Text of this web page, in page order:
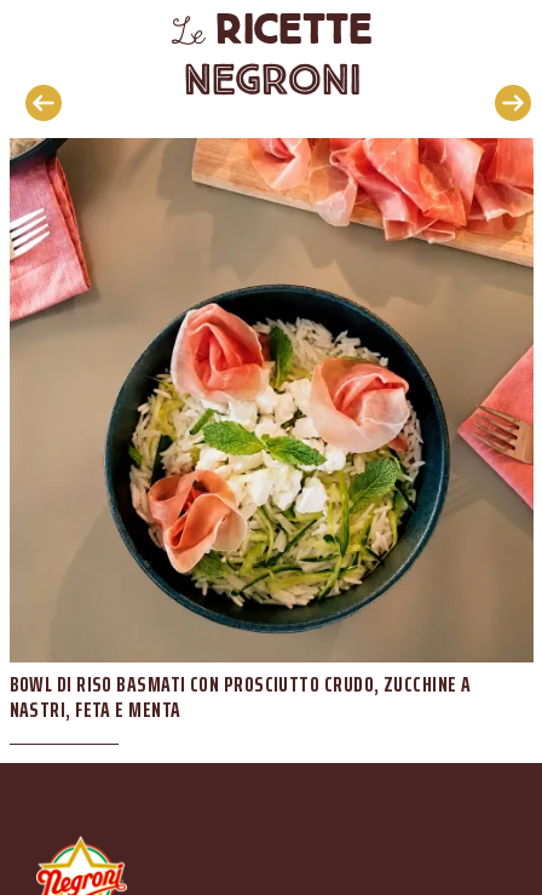
Lericette
Negroni
BOWL DI RISO BASMATI CON PROSCIUTTO CRUDO, ZUCCHINE A
NASTRI, FETA E MENTA